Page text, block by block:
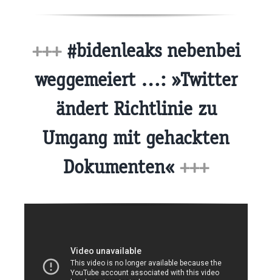
+++#bidenleaks nebenbei
weggemeiert …: »Twitter
ändert Richtlinie zu
Umgang mit gehackten
Dokumenten« +++